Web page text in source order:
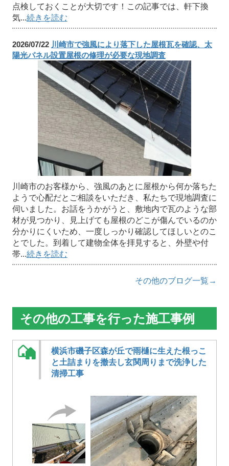
点検しておくことが大切です！この記事では、軒下換
気...続きを読む
2026/07/22 川崎市で強風により落下した屋根瓦を確認、太
陽光パネル設置屋根の修理が必要な現地調査
川崎市のお客様から、強風のあとに屋根から何か落ちた
ようで心配だとご相談をいただき、私たちで現地調査に
伺いました。お話をうかがうと、敷地内で瓦のような部
材が見つかり、見上げても屋根のどこが傷んでいるのか
分かりにくいため、一度しっかり確認してほしいとのこ
とでした。到着して建物全体を拝見すると、外壁や付
帯...続きを読む
その他のブログ一覧→
その他の工事を行った施工事例
横浜市磯子区森が丘で雨樋に生えた根っこ
と土詰まりを撤去し玄関周りまで洗浄した
清掃工事